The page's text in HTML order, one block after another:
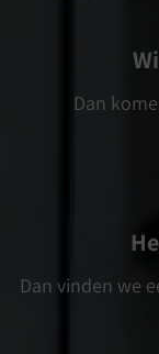
Dan
Dan vinden we